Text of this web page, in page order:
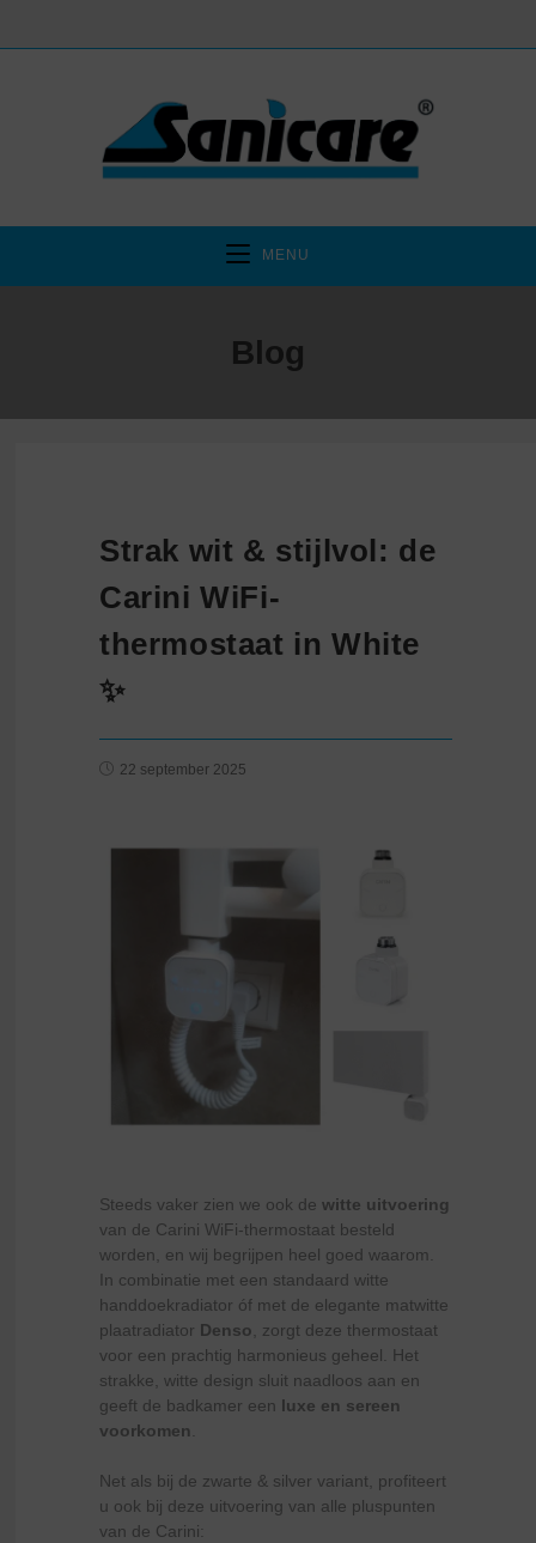
MENU
Blog
Strak wit & stijlvol: de
Carini WiFi-
thermostaat in White
✨
22 september 2025
Steeds vaker zien we ook de witte uitvoering
van de Carini WiFi-thermostaat besteld
worden, en wij begrijpen heel goed waarom.
In combinatie met een standaard witte
handdoekradiator óf met de elegante matwitte
plaatradiator Denso , zorgt deze thermostaat
voor een prachtig harmonieus geheel. Het
strakke, witte design sluit naadloos aan en
geeft de badkamer een luxe en sereen
voorkomen.
Net als bij de zwarte & silver variant, profiteert
u ook bij deze uitvoering van alle pluspunten
van de Carini: